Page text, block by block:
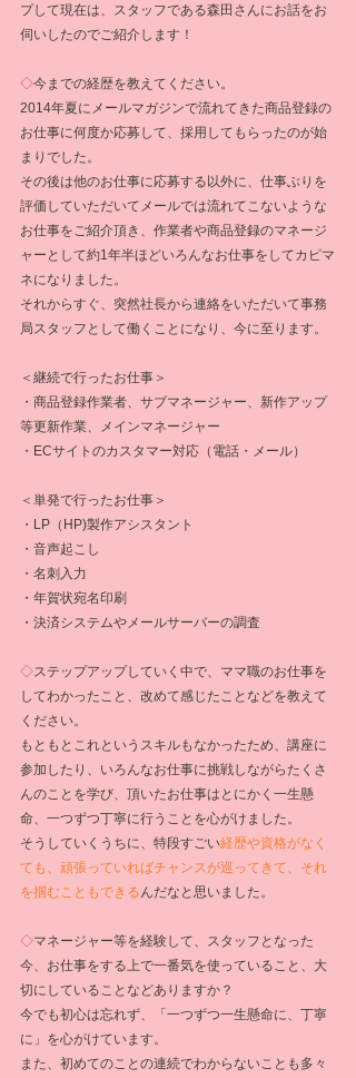
プして現在は、スタッフである森田さんにお話をお
伺いしたのでご紹介します！
◇今までの経歴を教えてください。
2014年夏にメールマガジンで流れてきた商品登録の
お仕事に何度か応募して、採用してもらったのが始
まりでした。
その後は他のお仕事に応募する以外に、仕事ぶりを
評価していただいてメールでは流れてこないような
お仕事をご紹介頂き、作業者や商品登録のマネージ
ャーとして約1年半ほどいろんなお仕事をしてカピマ
ネになりました。
それからすぐ、突然社長から連絡をいただいて事務
局スタッフとして働くことになり、今に至ります。
＜継続で行ったお仕事＞
・商品登録作業者、サブマネージャー、新作アップ
等更新作業、メインマネージャー
・ECサイトのカスタマー対応（電話・メール）
＜単発で行ったお仕事＞
・LP（HP)製作アシスタント
・音声起こし
・名刺入力
・年賀状宛名印刷
・決済システムやメールサーバーの調査
◇ステップアップしていく中で、ママ職のお仕事を
してわかったこと、改めて感じたことなどを教えて
ください。
もともとこれというスキルもなかったため、講座に
参加したり、いろんなお仕事に挑戦しながらたくさ
んのことを学び、頂いたお仕事はとにかく一生懸
命、一つずつ丁寧に行うことを心がけました。
そうしていくうちに、特段すごい経歴や資格がなく
ても、頑張っていればチャンスが巡ってきて、それ
を掴むこともできる んだなと思いました。
◇マネージャー等を経験して、スタッフとなった
今、お仕事をする上で一番気を使っていること、大
切にしていることなどありますか？
今でも初心は忘れず、「一つずつ一生懸命に、丁寧
に」を心がけています。
また、初めてのことの連続でわからないことも多々